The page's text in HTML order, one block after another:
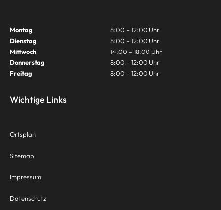
Montag
8:00 – 12:00 Uhr
Dienstag
8:00 – 12:00 Uhr
Mittwoch
14:00 – 18:00 Uhr
Donnerstag
8:00 – 12:00 Uhr
Freitag
8:00 – 12:00 Uhr
Wichtige Links
Ortsplan
Sitemap
Impressum
Datenschutz